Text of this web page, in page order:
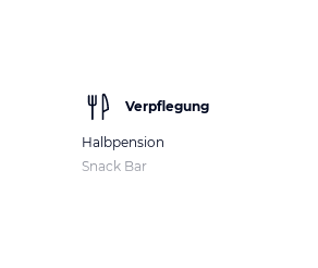
Verpflegung
Halbpension
Snack Bar